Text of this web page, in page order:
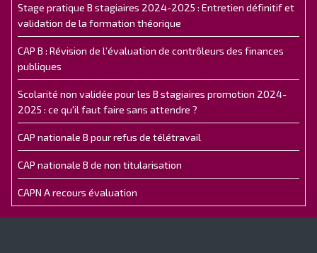
Stage pratique B stagiaires 2024-2025 : Entretien définitif et
validation de la formation théorique
CAP B : Révision de l’évaluation de contrôleurs des finances
publiques
Scolarité non validée pour les B stagiaires promotion 2024-
2025 : ce qu'il faut faire sans attendre ?
CAP nationale B pour refus de télétravail
CAP nationale B de non titularisation
CAPN A recours évaluation